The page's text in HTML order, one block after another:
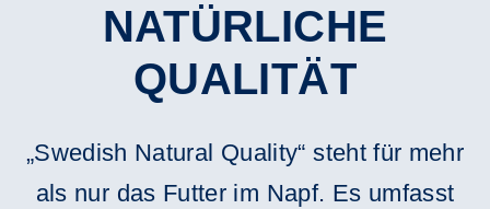
NATÜRLICHE
QUALITÄT
„Swedish Natural Quality“ steht für mehr
als nur das Futter im Napf. Es umfasst